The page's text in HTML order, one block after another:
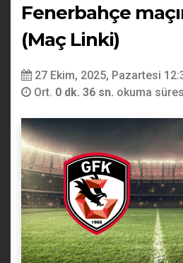
Fenerbahçe
(Maç Linki)
27 Ekim, 2025, Pazartesi
Ort. 0 dk. 36 sn. okuma